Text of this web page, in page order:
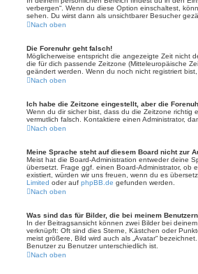
verbergen“. Wenn du diese Option einschaltest,
sehen. Du wirst dann als unsichtbarer Besucher
Nach oben
Die Forenuhr geht falsch!
Möglicherweise entspricht die angezeigte Zeit nicht
die für dich passende Zeitzone (Mitteleuropäische
geändert werden. Wenn du noch nicht registriert
Nach oben
Ich habe die Zeitzone eingestellt, aber die
Wenn du dir sicher bist, dass du die Zeitzone richtig
vermutlich falsch. Kontaktiere einen Administrator,
Nach oben
Meine Sprache steht auf diesem Board nicht zur
Meist hat die Board-Administration entweder deine
übersetzt. Frage ggf. einen Board-Administrator, ob
existiert, würden wir uns freuen, wenn du es
Limited oder auf phpBB.de gefunden werden.
Nach oben
Was sind das für Bilder, die bei meinem
In der Beitragsansicht können zwei Bilder bei
verknüpft: Oft sind dies Sterne, Kästchen oder
meist größere, Bild wird auch als „Avatar“
Benutzer zu Benutzer unterschiedlich ist.
Nach oben